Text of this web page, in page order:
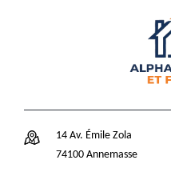
14 Av. Émile Zola
74100 Annemasse